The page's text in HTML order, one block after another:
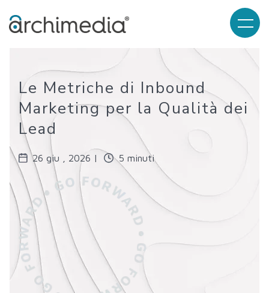
Le Metriche di Inbound
Marketing per la Qualità dei
Lead
26 giu , 2026 | 5 minuti